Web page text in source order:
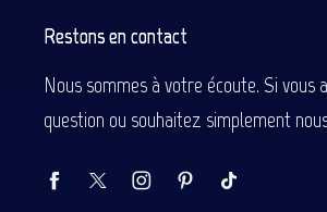
Restons en contact
Nous sommes à votre écoute. Si vous
question ou souhaitez simplement